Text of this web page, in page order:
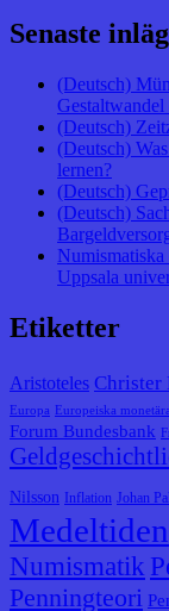
Senaste
(Deutsch)
Gestaltwandel
(Deutsch)
(Deutsch)
lernen?
(Deutsch)
(Deutsch)
Uppsala
Etiketter
Aristoteles Christer
Europa Europeiska
Forum Bundesbank
Nilsson Inflation Johan
Medeltiden
Numismatik
Penningteori